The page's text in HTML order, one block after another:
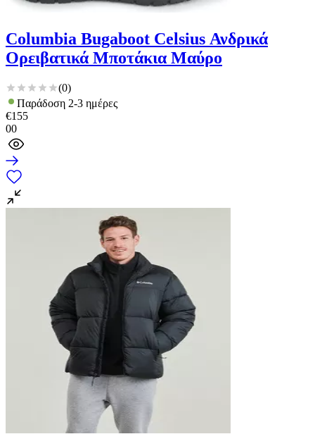
Columbia Bugaboot Celsius Ανδρικά
Ορειβατικά Μποτάκια Μαύρο
(0)
Παράδοση 2-3 ημέρες
€155
00